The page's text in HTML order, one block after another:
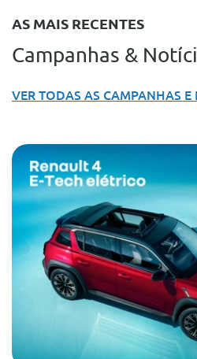
AS MAIS RECENTES
Campanhas &
VER TODAS AS CAMPANHAS E